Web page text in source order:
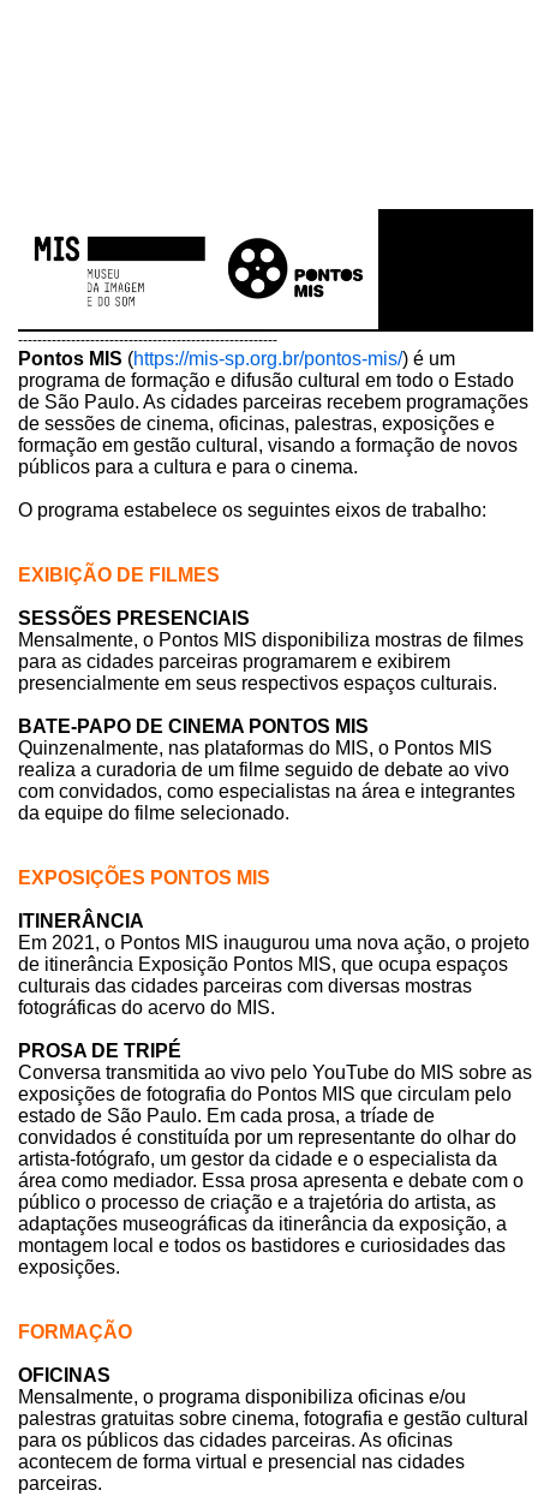
------------------------------------------------------
Pontos MIS (https://mis-sp.org.br/pontos-mis/) é um
programa de formação e difusão cultural em todo o Estado
de São Paulo. As cidades parceiras recebem programações
de sessões de cinema, oficinas, palestras, exposições e
formação em gestão cultural, visando a formação de novos
públicos para a cultura e para o cinema.
O programa estabelece os seguintes eixos de trabalho:
EXIBIÇÃO DE FILMES
SESSÕES PRESENCIAIS
Mensalmente, o Pontos MIS disponibiliza mostras de filmes
para as cidades parceiras programarem e exibirem
presencialmente em seus respectivos espaços culturais.
BATE-PAPO DE CINEMA PONTOS MIS
Quinzenalmente, nas plataformas do MIS, o Pontos MIS
realiza a curadoria de um filme seguido de debate ao vivo
com convidados, como especialistas na área e integrantes
da equipe do filme selecionado.
EXPOSIÇÕES PONTOS MIS
ITINERÂNCIA
Em 2021, o Pontos MIS inaugurou uma nova ação, o projeto
de itinerância Exposição Pontos MIS, que ocupa espaços
culturais das cidades parceiras com diversas mostras
fotográficas do acervo do MIS.
PROSA DE TRIPÉ
Conversa transmitida ao vivo pelo YouTube do MIS sobre as
exposições de fotografia do Pontos MIS que circulam pelo
estado de São Paulo. Em cada prosa, a tríade de
convidados é constituída por um representante do olhar do
artista-fotógrafo, um gestor da cidade e o especialista da
área como mediador. Essa prosa apresenta e debate com o
público o processo de criação e a trajetória do artista, as
adaptações museográficas da itinerância da exposição, a
montagem local e todos os bastidores e curiosidades das
exposições.
FORMAÇÃO
OFICINAS
Mensalmente, o programa disponibiliza oficinas e/ou
palestras gratuitas sobre cinema, fotografia e gestão cultural
para os públicos das cidades parceiras. As oficinas
acontecem de forma virtual e presencial nas cidades
parceiras.